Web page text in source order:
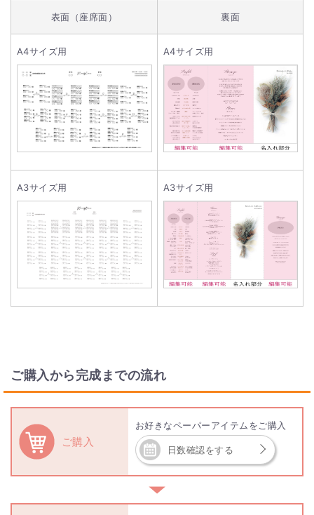
表面（座席面） 裏面
A4サイズ用 A4サイズ用
A3サイズ用 A3サイズ用
ご購入から完成までの流れ
ご購入
お好きなペーパーアイテムをご購入
日数確認をする
▼